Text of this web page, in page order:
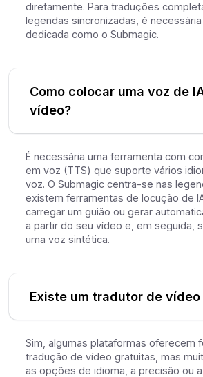
diretamente. Para traduções
legendas sincronizadas, é
dedicada como o Submagic.
Como colocar uma voz de
vídeo?
É necessária uma ferramenta com
em voz (TTS) que suporte vários
voz. O Submagic centra-se nas
existem ferramentas de locução de
carregar um guião ou gerar
a partir do seu vídeo e, em seguida,
uma voz sintética.
Existe um tradutor de
Sim, algumas plataformas oferecem
tradução de vídeo gratuitas, mas
as opções de idioma, a precisão ou